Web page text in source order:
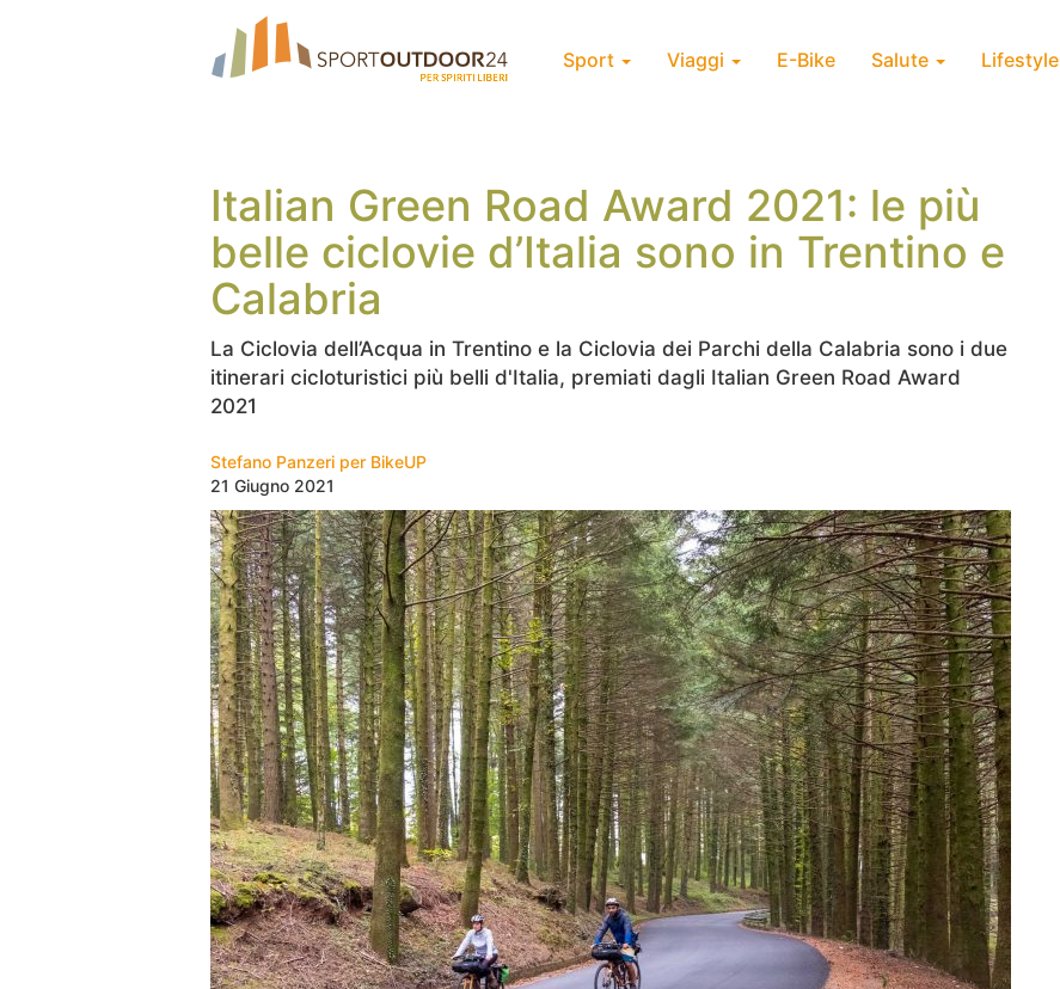
Sport Viaggi E-Bike Salute Lifestyle
Italian Green Road Award 2021: le più
belle ciclovie d’Italia sono in Trentino e
Calabria
La Ciclovia dell’Acqua in Trentino e la Ciclovia dei Parchi della Calabria sono i due
itinerari cicloturistici più belli d'Italia, premiati dagli Italian Green Road Award
2021
Stefano Panzeri per BikeUP
21 Giugno 2021